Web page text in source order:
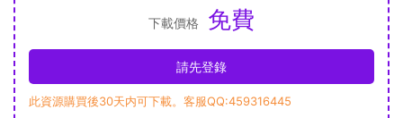
下載價格 免費
請先登錄
此資源購買後30天内可下載。客服QQ:459316445